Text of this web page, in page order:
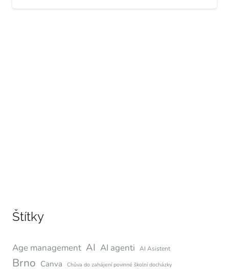
Štítky
Age management AI AI agenti AI Asistent
Brno Canva Chůva do zahájení povinné školní docházky